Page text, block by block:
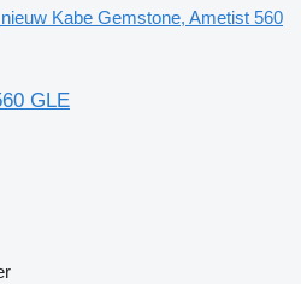
nieuw Kabe Gemstone, Ametist 560
GLE